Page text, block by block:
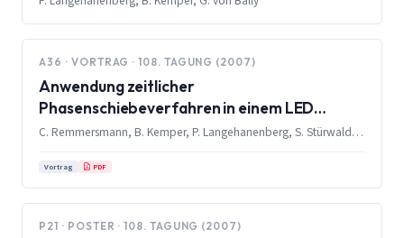
A36 · VORTRAG · 108. TAGUNG (2007)
Anwendung zeitlicher
Phasenschiebeverfahren in einem LED
basierten kurzkohärenten
C. Remmersmann, B. Kemper, P. Langehanenberg, S. Stürwald, C. Denz, G. von Bally
Vortrag PDF
P21 · POSTER · 108. TAGUNG (2007)